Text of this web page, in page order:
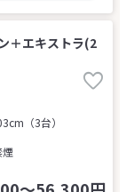
＋エキストラ(2
（3台）